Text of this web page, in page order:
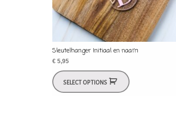
Sleutelhanger Initiaal en naam
€5,95
SELECT OPTIONS